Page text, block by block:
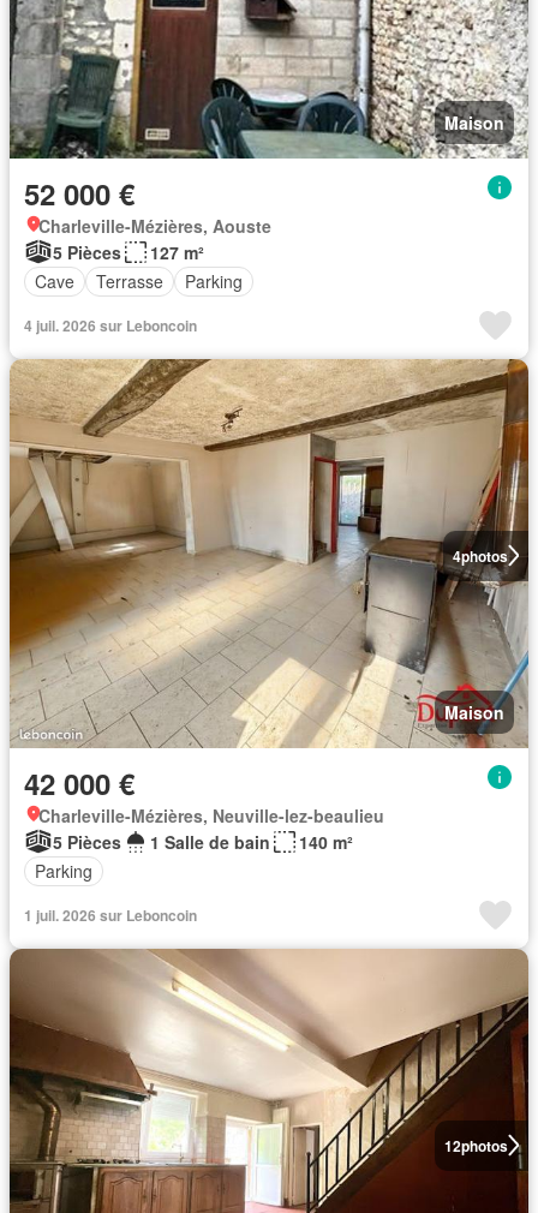
Maison
52 000 €
Charleville-Mézières, Aouste
5 Pièces
127 m²
Cave
Terrasse Parking
4 juil. 2026 sur Leboncoin
4photos
Maison
42 000 €
Charleville-Mézières, Neuville-lez-beaulieu
5 Pièces
1 Salle de bain
140 m²
Parking
1 juil. 2026 sur Leboncoin
12photos